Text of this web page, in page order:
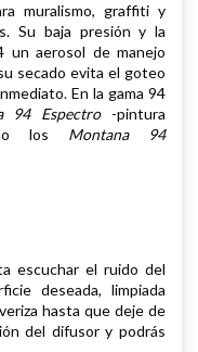
muralismo, graffiti y
. Su baja presión y la
un aerosol de manejo
secado evita el goteo
En la gama 94
94 Espectro-pintura
los Montana 94
escuchar el ruido del
deseada, limpiada
hasta que deje de
del difusor y podrás